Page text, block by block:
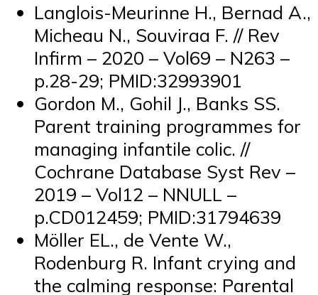
Langlois-Meurinne H., Bernad A.,
Micheau N., Souviraa F. // Rev
Infirm – 2020 – Vol69 – N263 –
p.28-29; PMID:32993901
Gordon M., Gohil J., Banks SS.
Parent training programmes for
managing infantile colic. //
Cochrane Database Syst Rev –
2019 – Vol12 – NNULL –
p.CD012459; PMID:31794639
Möller EL., de Vente W.,
Rodenburg R. Infant crying and
the calming response: Parental